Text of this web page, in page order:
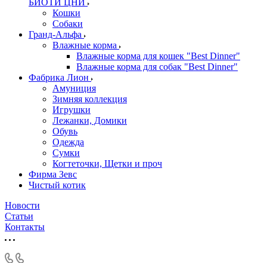
БИОТИ ЦНИ
Кошки
Собаки
Гранд-Альфа
Влажные корма
Влажные корма для кошек "Best Dinner"
Влажные корма для собак "Best Dinner"
Фабрика Лион
Амуниция
Зимняя коллекция
Игрушки
Лежанки, Домики
Обувь
Одежда
Сумки
Когтеточки, Щетки и проч
Фирма Зевс
Чистый котик
Новости
Статьи
Контакты